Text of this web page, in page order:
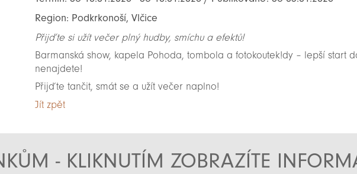
Region: Podkrkonoší, Vlčice
Přijďte si užít večer plný hudby, smíchu a efektů!
Barmanská show, kapela Pohoda, tombola a fotokoutek!dy – lepší start
nenajdete!
Přijďte tančit, smát se a užít večer naplno!
Jít zpět
- KLIKNUTÍM ZOBRAZÍTE